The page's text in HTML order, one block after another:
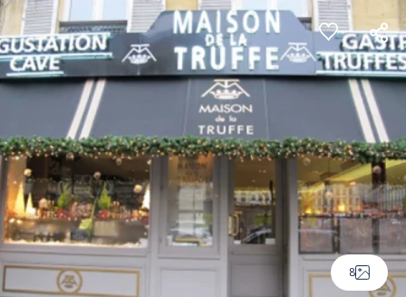
Panneau de gestion des cookies
8